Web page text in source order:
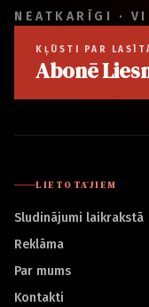
NEATKARĪGI ·
KĻŪSTI PAR
Abonē
LIETOTĀJIEM
Sludinājumi laikrakstā
Reklāma
Par mums
Kontakti